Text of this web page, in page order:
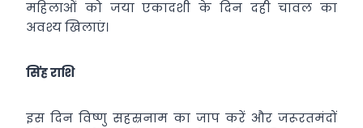
महिलाओं को जया एकादशी के दिन दही चावल का
अवश्य खिलाएं।
सिंह राशि
इस दिन विष्णु सहस्रनाम का जाप करें और जरूरतमंदों